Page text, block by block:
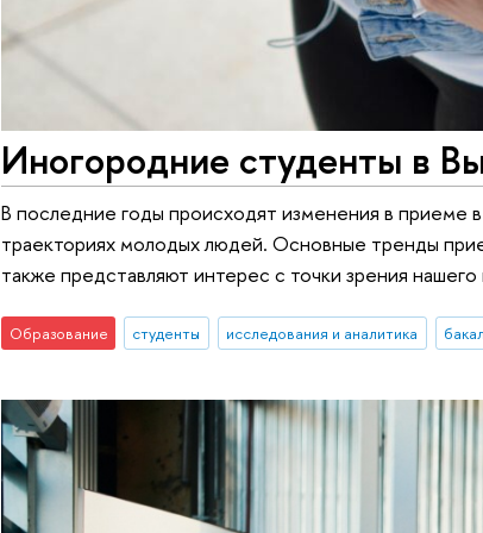
Иногородние студенты в
В последние годы происходят изменения в
траекториях молодых людей. Основные тренды
также представляют интерес с точки зрения нашего
Образование студенты исследования и аналитика